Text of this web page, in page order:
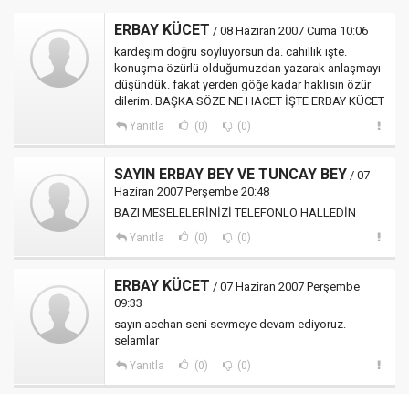
ERBAY KÜCET / 08 Haziran 2007 Cuma 10:06
kardeşim doğru söylüyorsun da. cahillik işte.
konuşma özürlü olduğumuzdan yazarak anlaşmayı
düşündük. fakat yerden göğe kadar haklısın özür
dilerim. BAŞKA SÖZE NE HACET İŞTE ERBAY KÜCET
Yanıtla (0) (0)
SAYIN ERBAY BEY VE TUNCAY BEY / 07
Haziran 2007 Perşembe 20:48
BAZI MESELELERİNİZİ TELEFONLO HALLEDİN
Yanıtla (0) (0)
ERBAY KÜCET / 07 Haziran 2007 Perşembe
09:33
sayın acehan seni sevmeye devam ediyoruz.
selamlar
Yanıtla (0) (0)